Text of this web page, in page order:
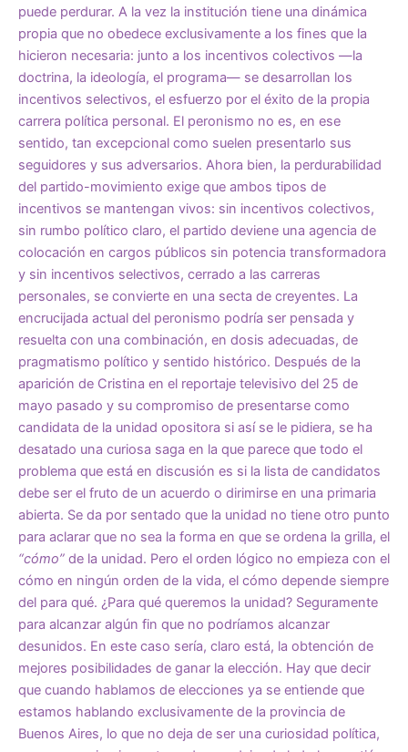
puede perdurar. A la vez la institución tiene una dinámica
propia que no obedece exclusivamente a los fines que la
hicieron necesaria: junto a los incentivos colectivos —la
doctrina, la ideología, el programa— se desarrollan los
incentivos selectivos, el esfuerzo por el éxito de la propia
carrera política personal. El peronismo no es, en ese
sentido, tan excepcional como suelen presentarlo sus
seguidores y sus adversarios. Ahora bien, la perdurabilidad
del partido-movimiento exige que ambos tipos de
incentivos se mantengan vivos: sin incentivos colectivos,
sin rumbo político claro, el partido deviene una agencia de
colocación en cargos públicos sin potencia transformadora
y sin incentivos selectivos, cerrado a las carreras
personales, se convierte en una secta de creyentes. La
encrucijada actual del peronismo podría ser pensada y
resuelta con una combinación, en dosis adecuadas, de
pragmatismo político y sentido histórico. Después de la
aparición de Cristina en el reportaje televisivo del 25 de
mayo pasado y su compromiso de presentarse como
candidata de la unidad opositora si así se le pidiera, se ha
desatado una curiosa saga en la que parece que todo el
problema que está en discusión es si la lista de candidatos
debe ser el fruto de un acuerdo o dirimirse en una primaria
abierta. Se da por sentado que la unidad no tiene otro punto
para aclarar que no sea la forma en que se ordena la grilla, el
“cómo” de la unidad. Pero el orden lógico no empieza con el
cómo en ningún orden de la vida, el cómo depende siempre
del para qué. ¿Para qué queremos la unidad? Seguramente
para alcanzar algún fin que no podríamos alcanzar
desunidos. En este caso sería, claro está, la obtención de
mejores posibilidades de ganar la elección. Hay que decir
que cuando hablamos de elecciones ya se entiende que
estamos hablando exclusivamente de la provincia de
Buenos Aires, lo que no deja de ser una curiosidad política,